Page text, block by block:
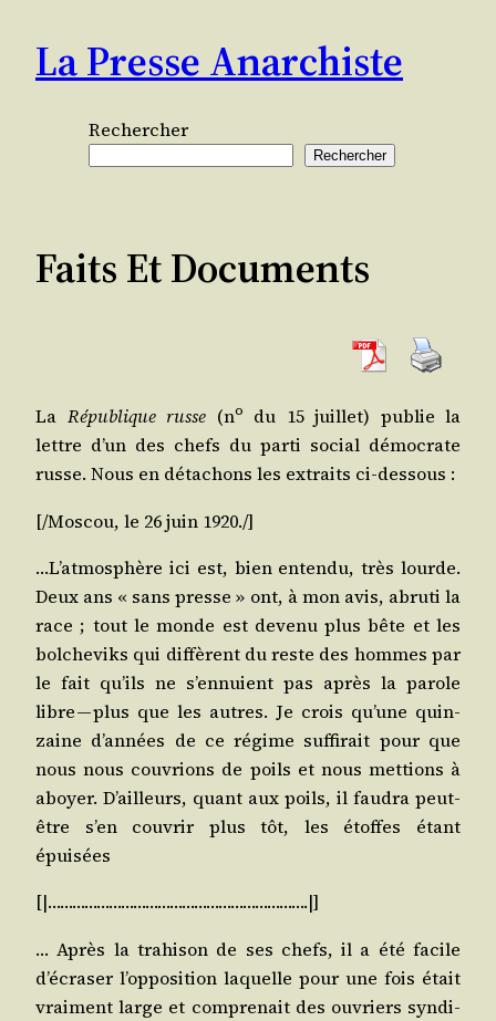
contenu
La Presse Anarchiste
Rechercher
Rechercher
Faits Et Documents
La Répu­blique russe (no
du 15 juillet) publie la
lettre d’un des chefs du par­ti social démo­crate
russe. Nous en déta­chons les extraits ci-dessous :
[/​Moscou, le 26 juin 1920./]
…L’atmosphère ici est, bien enten­du, très lourde.
Deux ans « sans presse » ont, à mon avis, abru­ti la
race ; tout le monde est deve­nu plus bête et les
bol­che­viks qui dif­fèrent du reste des hommes par
le fait qu’ils ne s’ennuient pas après la parole
libre — plus que les autres. Je crois qu’une quin­
zaine d’années de ce régime suf­fi­rait pour que
nous nous cou­vrions de poils et nous met­tions à
aboyer. D’ailleurs, quant aux poils, il fau­dra peut-
être s’en cou­vrir plus tôt, les étoffes étant
épuisées
[|……………………………………………………….|]
… Après la tra­hi­son de ses chefs, il a été facile
d’écraser l’opposition laquelle pour une fois était
vrai­ment large et com­pre­nait des ouvriers syn­di­